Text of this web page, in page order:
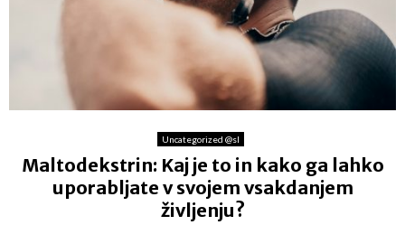
Uncategorized @sl
Maltodekstrin: Kaj je to in kako ga lahko
uporabljate v svojem vsakdanjem
življenju?